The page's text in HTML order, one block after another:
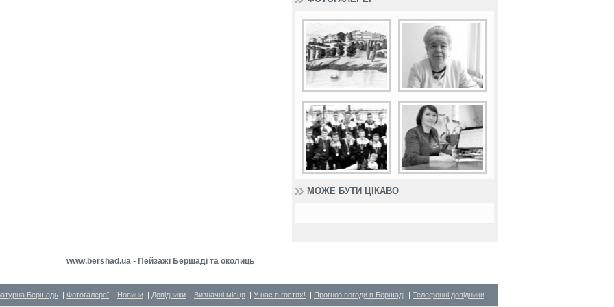
МОЖЕ БУТИ ЦІКАВО
www.bershad.ua - Пейзажі Бершаді та околиць
Бершадь | Фотогалереї | Новини | Довідники | Визначні місця | У нас в гостях! | Прогноз погоди в Бершаді | Телефонні довідники